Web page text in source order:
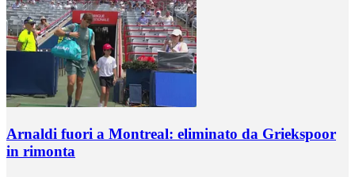
Arnaldi fuori a Montreal: eliminato da Griekspoor
in rimonta